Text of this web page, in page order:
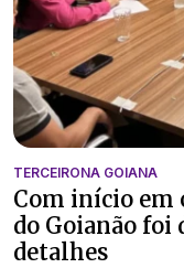
TERCEIRONA GOIANA
Com início em
do Goianão foi
detalhes